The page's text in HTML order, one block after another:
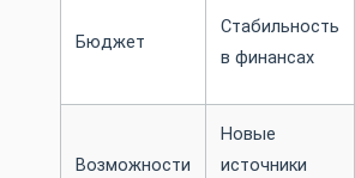
Бюджет
Стабильность
в финансах
Возможности
Новые
источники